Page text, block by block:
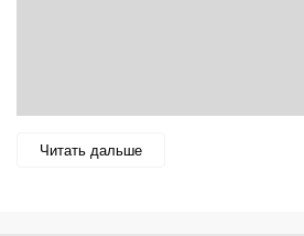
Читать дальше